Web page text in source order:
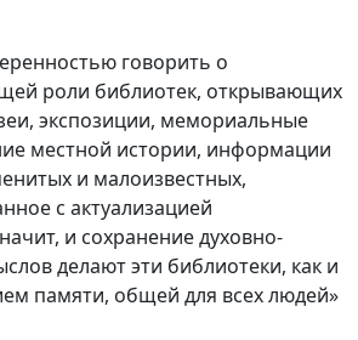
говорить о
роли библиотек, открывающих
экспозиции, мемориальные
местной истории, информации
и малоизвестных,
с актуализацией
и сохранение духовно-
делают эти библиотеки, как и
памяти, общей для всех людей»